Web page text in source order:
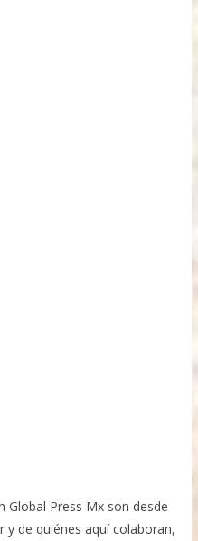
Press Mx son desde
y de quiénes aquí colaboran,